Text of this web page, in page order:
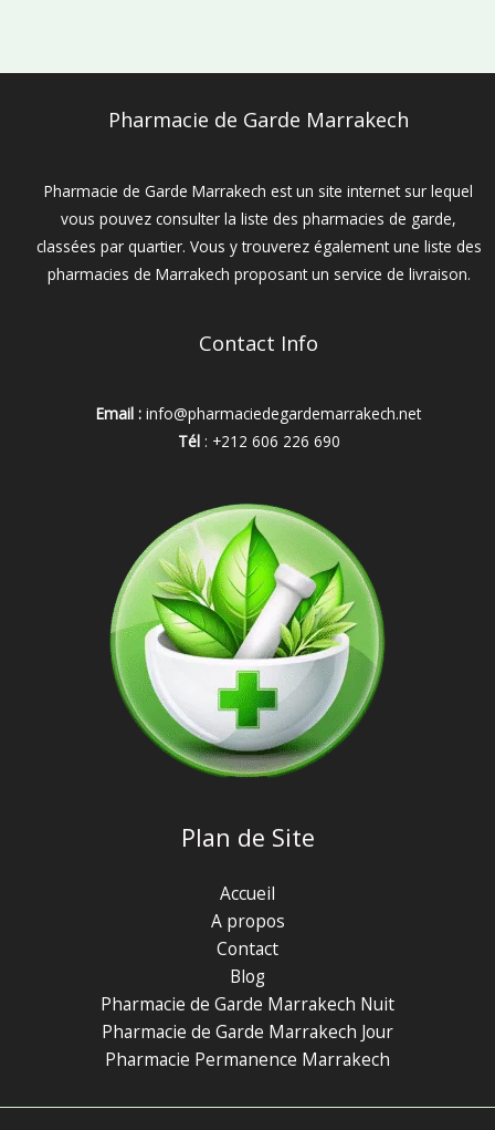
Pharmacie de Garde Marrakech
Pharmacie de Garde Marrakech est un site internet sur lequel
vous pouvez consulter la liste des pharmacies de garde,
classées par quartier. Vous y trouverez également une liste des
pharmacies de Marrakech proposant un service de livraison.
Contact Info
Email : info@pharmaciedegardemarrakech.net
Tél : +212 606 226 690
Plan de Site
Accueil
A propos
Contact
Blog
Pharmacie de Garde Marrakech Nuit
Pharmacie de Garde Marrakech Jour
Pharmacie Permanence Marrakech